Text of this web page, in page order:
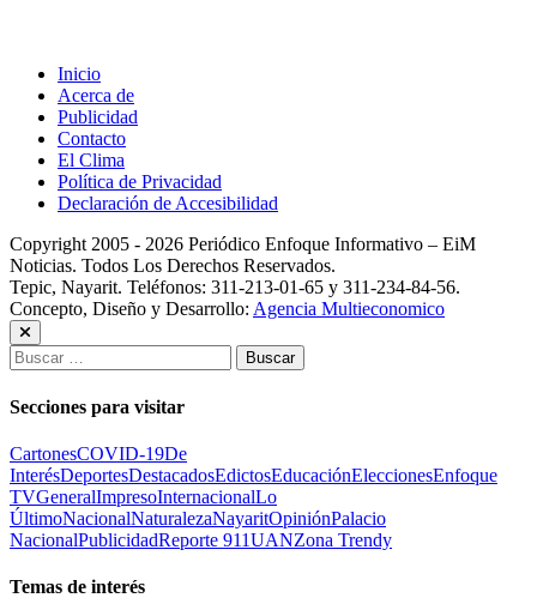
Inicio
Acerca de
Publicidad
Contacto
El Clima
Política de Privacidad
Declaración de Accesibilidad
Copyright 2005 - 2026 Periódico Enfoque Informativo – EiM
Noticias. Todos Los Derechos Reservados.
Tepic, Nayarit. Teléfonos: 311-213-01-65 y 311-234-84-56.
Concepto, Diseño y Desarrollo: Agencia Multieconomico
Buscar:
Secciones para visitar
CartonesCOVID-19De
InterésDeportesDestacadosEdictosEducaciónEleccionesEnfoque
TVGeneralImpresoInternacionalLo
ÚltimoNacionalNaturalezaNayaritOpiniónPalacio
NacionalPublicidadReporte 911UANZona Trendy
Temas de interés